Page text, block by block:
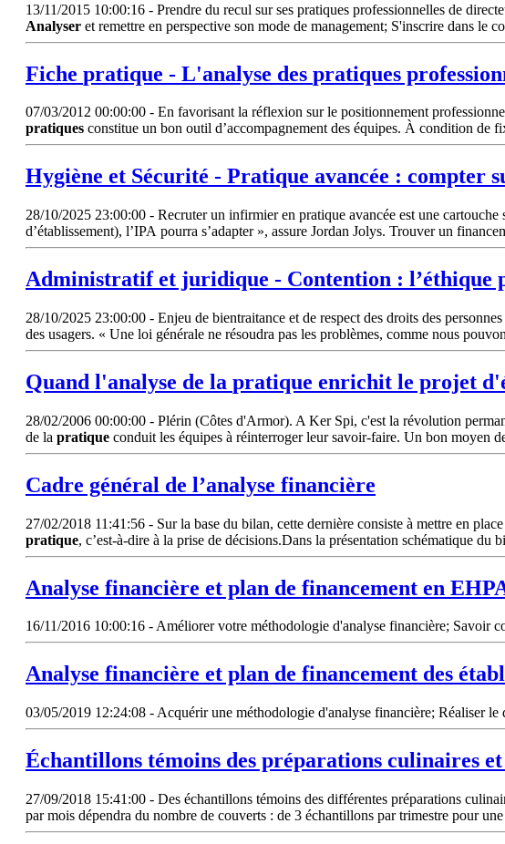
13/11/2015 10:00:16 - Prendre du recul sur ses pratiques professionnelles de
Analyser et remettre en perspective son mode de management; S'inscrire dans le
Fiche pratique - L'analyse des pratiques
07/03/2012 00:00:00 - En favorisant la réflexion sur le positionnement
pratiques constitue un bon outil d’accompagnement des équipes. À condition de
Hygiène et Sécurité - Pratique avancée : compter
28/10/2025 23:00:00 - Recruter un infirmier en pratique avancée est une
d’établissement), l’IPA pourra s’adapter », assure Jordan Jolys. Trouver un
Administratif et juridique - Contention : l’éthique
28/10/2025 23:00:00 - Enjeu de bientraitance et de respect des droits des
des usagers. « Une loi générale ne résoudra pas les problèmes, comme nous
Quand l'analyse de la pratique enrichit le projet
28/02/2006 00:00:00 - Plérin (Côtes d'Armor). A Ker Spi, c'est la révolution
de la pratique conduit les équipes à réinterroger leur savoir-faire. Un bon moyen
Cadre général de l’analyse financière
27/02/2018 11:41:56 - Sur la base du bilan, cette dernière consiste à mettre en
pratique, c’est-à-dire à la prise de décisions.Dans la présentation schématique du
Analyse financière et plan de financement en
16/11/2016 10:00:16 - Améliorer votre méthodologie d'analyse financière; Savoir
Analyse financière et plan de financement des
03/05/2019 12:24:08 - Acquérir une méthodologie d'analyse financière; Réaliser le
Échantillons témoins des préparations culinaires et
27/09/2018 15:41:00 - Des échantillons témoins des différentes préparations
par mois dépendra du nombre de couverts : de 3 échantillons par trimestre pour